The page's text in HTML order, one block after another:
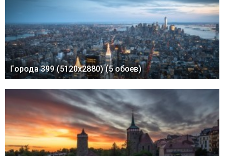
Города 399 (5120x2880) (5 обоев)